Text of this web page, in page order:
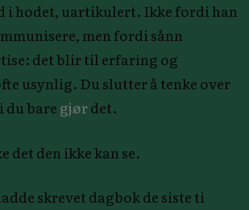
i hodet, uartikulert. Ikke fordi han
men fordi sånn
det blir til erfaring og
usynlig. Du slutter å tenke over
du bare gjørdet.
det den ikke kan se.
skrevet dagbok de siste ti